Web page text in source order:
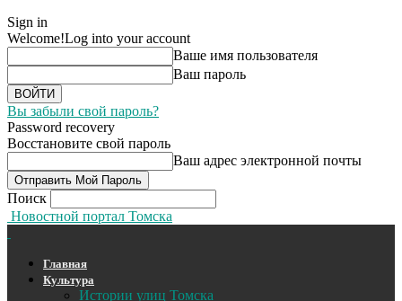
Sign in
Welcome!Log into your account
Ваше имя пользователя
Ваш пароль
Вы забыли свой пароль?
Password recovery
Восстановите свой пароль
Ваш адрес электронной почты
Поиск
Новостной портал Томска
Главная
Культура
Истории улиц Томска